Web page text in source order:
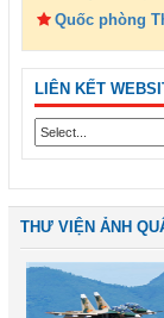
Quốc phòng
LIÊN KẾT
THƯ VIỆN ẢNH